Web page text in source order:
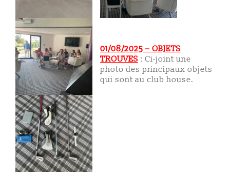
01/08/2025 – OBJETS
TROUVES : Ci-joint une
photo des principaux objets
qui sont au club house.